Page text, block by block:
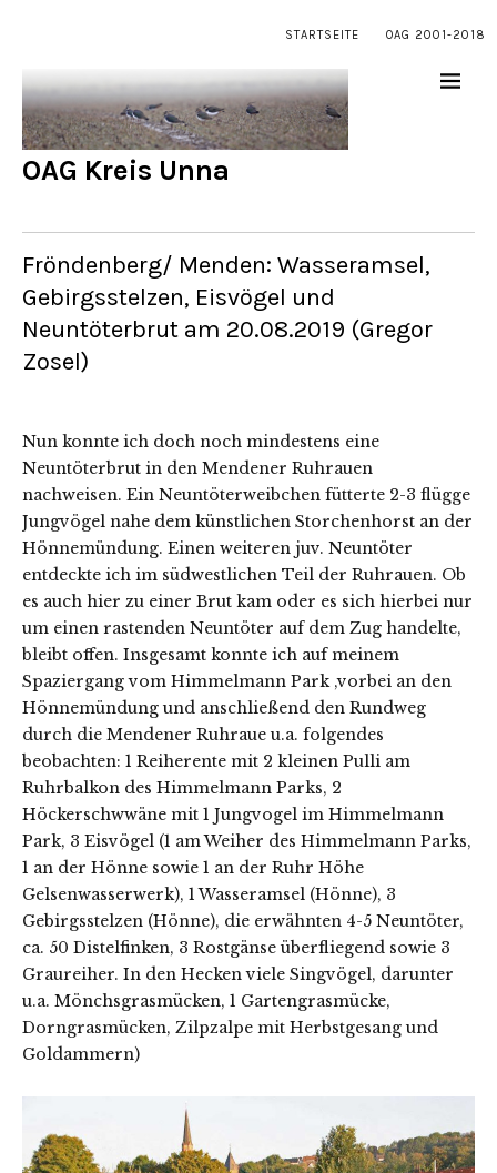
STARTSEITE OAG 2001-2018
OAG Kreis Unna
Fröndenberg/ Menden: Wasseramsel,
Gebirgsstelzen, Eisvögel und
Neuntöterbrut am 20.08.2019 (Gregor
Zosel)
Nun konnte ich doch noch mindestens eine
Neuntöterbrut in den Mendener Ruhrauen
nachweisen. Ein Neuntöterweibchen fütterte 2-3 flügge
Jungvögel nahe dem künstlichen Storchenhorst an der
Hönnemündung. Einen weiteren juv. Neuntöter
entdeckte ich im südwestlichen Teil der Ruhrauen. Ob
es auch hier zu einer Brut kam oder es sich hierbei nur
um einen rastenden Neuntöter auf dem Zug handelte,
bleibt offen. Insgesamt konnte ich auf meinem
Spaziergang vom Himmelmann Park ,vorbei an den
Hönnemündung und anschließend den Rundweg
durch die Mendener Ruhraue u.a. folgendes
beobachten: 1 Reiherente mit 2 kleinen Pulli am
Ruhrbalkon des Himmelmann Parks, 2
Höckerschwwäne mit 1 Jungvogel im Himmelmann
Park, 3 Eisvögel (1 am Weiher des Himmelmann Parks,
1 an der Hönne sowie 1 an der Ruhr Höhe
Gelsenwasserwerk), 1 Wasseramsel (Hönne), 3
Gebirgsstelzen (Hönne), die erwähnten 4-5 Neuntöter,
ca. 50 Distelfinken, 3 Rostgänse überfliegend sowie 3
Graureiher. In den Hecken viele Singvögel, darunter
u.a. Mönchsgrasmücken, 1 Gartengrasmücke,
Dorngrasmücken, Zilpzalpe mit Herbstgesang und
Goldammern)